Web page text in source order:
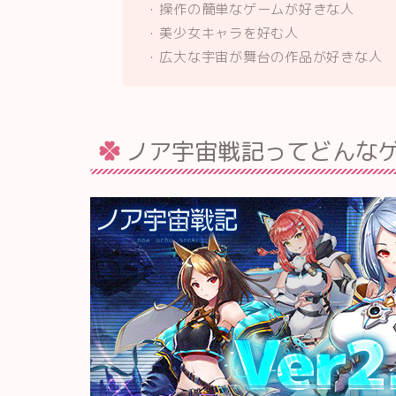
・操作の簡単なゲームが好きな人
・美少女キャラを好む人
・広大な宇宙が舞台の作品が好きな人
ノア宇宙戦記ってどんな